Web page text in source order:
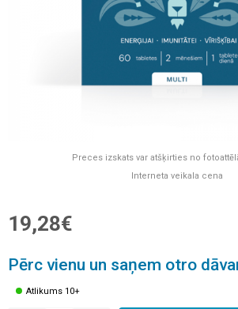
Preces izskats var atšķirties no
Interneta veikala cena
19,28€
Pērc vienu un saņem otro
Atlikums 10+